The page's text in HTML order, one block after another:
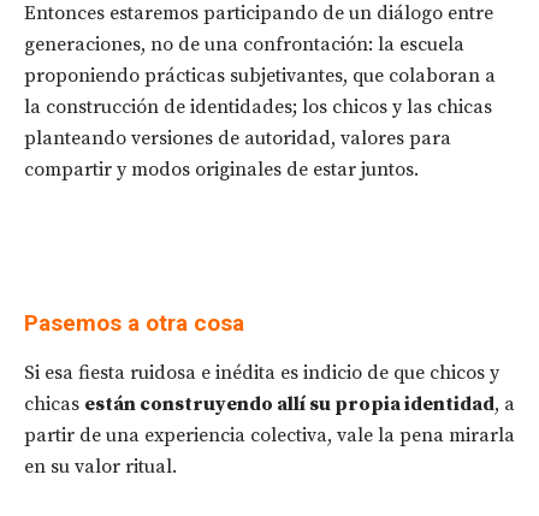
Entonces estaremos participando de un diálogo entre
generaciones, no de una confrontación: la escuela
proponiendo prácticas subjetivantes, que colaboran a
la construcción de identidades; los chicos y las chicas
planteando versiones de autoridad, valores para
compartir y modos originales de estar juntos.
Pasemos a otra cosa
Si esa fiesta ruidosa e inédita es indicio de que chicos y
chicas están construyendo allí su propia identidad, a
partir de una experiencia colectiva, vale la pena mirarla
en su valor ritual.